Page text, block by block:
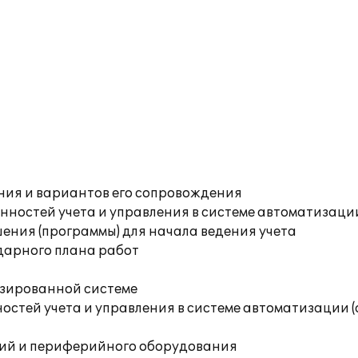
и вариантов его сопровождения
учета и управления в системе
(программы) для начала ведения учета
плана работ
системе
учета и управления в системе автоматизации
и периферийного оборудования